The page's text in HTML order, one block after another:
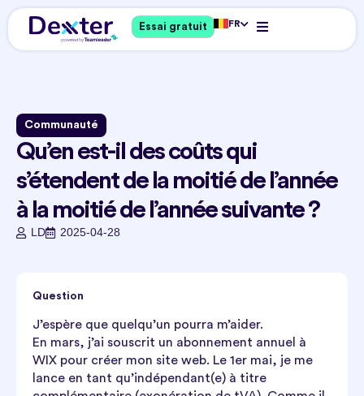
Essai gratuit FR
Communauté
Qu’en est-il des coûts qui
s’étendent de la moitié de l’année
à la moitié de l’année suivante ?
LD 2025-04-28
Question
J’espère que quelqu’un pourra m’aider.
En mars, j’ai souscrit un abonnement annuel à
WIX pour créer mon site web. Le 1er mai, je me
lance en tant qu’indépendant(e) à titre